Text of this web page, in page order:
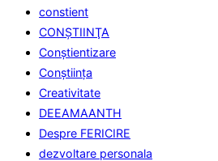
constient
CONŞTIINŢA
Conştientizare
Conştiinţa
Creativitate
DEEAMAANTH
Despre FERICIRE
dezvoltare personala